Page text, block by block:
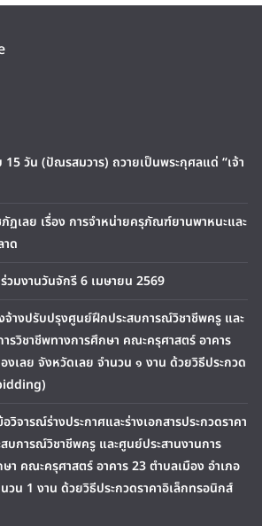
วัน (ปัณรสมวาร) ถวายเป็นพระกุศลแด่ “เจ้า
ฏเลย เรื่อง การจำหน่ายครุภัณฑ์ยานพาหนะและ
ด
วมงานวันจักรี 6 เมษายน 2569
จ้างปรับปรุงศูนย์ฝึกประสบการณ์วิชาชีพครู และ
รวิชาชีพทางการศึกษา คณะครุศาสตร์ อาคาร
งเลย จังหวัดเลย จำนวน ๑ งาน ด้วยวิธีประกวด
วิจารณ์ร่างประกาศและร่างเอกสารประกวดราคา
บการณ์วิชาชีพครู และศูนย์ประสานงานการ
า คณะครุศาสตร์ อาคาร 23 ตำบลเมือง อำเภอ
วน 1 งาน ด้วยวิธีประกวดราคาอิเล็กทรอนิกส์